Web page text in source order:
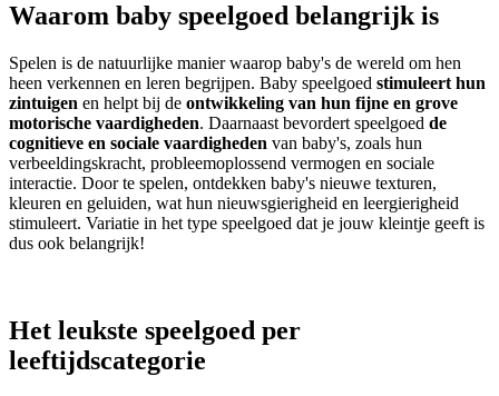
Waarom baby speelgoed belangrijk is
Spelen is de natuurlijke manier waarop baby's de wereld om hen
heen verkennen en leren begrijpen. Baby speelgoed stimuleert hun
zintuigen en helpt bij de ontwikkeling van hun fijne en grove
motorische vaardigheden. Daarnaast bevordert speelgoed de
cognitieve en sociale vaardigheden van baby's, zoals hun
verbeeldingskracht, probleemoplossend vermogen en sociale
interactie. Door te spelen, ontdekken baby's nieuwe texturen,
kleuren en geluiden, wat hun nieuwsgierigheid en leergierigheid
stimuleert. Variatie in het type speelgoed dat je jouw kleintje geeft is
dus ook belangrijk!
Het leukste speelgoed per
leeftijdscategorie